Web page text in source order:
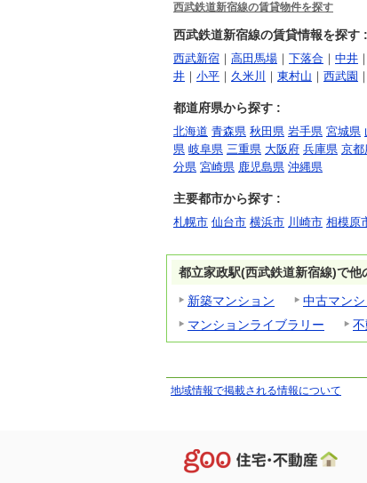
西武鉄道新宿線の賃貸物件を探す
西武鉄道新宿線の賃貸情報を探す :
西武新宿 ｜ 高田馬場 ｜ 下落合 ｜ 中井 ｜
井 ｜ 小平 ｜ 久米川 ｜ 東村山 ｜ 西武園 ｜
都道府県から探す :
北海道 青森県 秋田県 岩手県 宮城県
県 岐阜県 三重県 大阪府 兵庫県 京都
分県 宮崎県 鹿児島県 沖縄県
主要都市から探す :
札幌市 仙台市 横浜市 川崎市 相模原
都立家政駅(西武鉄道新宿線)で他
新築マンション
中古マン
マンションライブラリー
地域情報で掲載される情報について